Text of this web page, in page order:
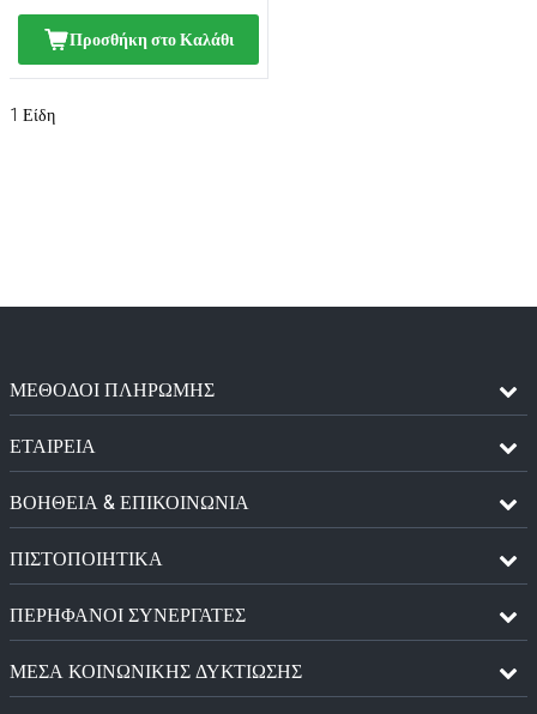
Προσθήκη στο Καλάθι
1 Είδη
ΜΈΘΟΔΟΙ ΠΛΗΡΩΜΉΣ
ΕΤΑΙΡΕΙΑ
ΒΟΗΘΕΙΑ & ΕΠΙΚΟΙΝΩΝΙΑ
ΠΙΣΤΟΠΟΙΗΤΙΚΆ
ΠΕΡΉΦΑΝΟΙ ΣΥΝΕΡΓΆΤΕΣ
ΜΈΣΑ ΚΟΙΝΩΝΙΚΉΣ ΔΥΚΤΊΩΣΗΣ